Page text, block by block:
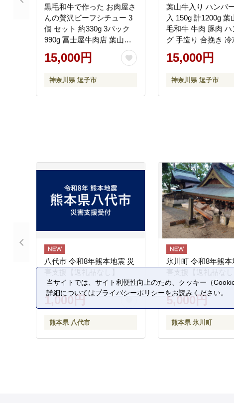
黒毛和牛で作った お肉屋さ
んの贅沢ビーフシチュー 3
個 セット 約330g 3パック
990g 冨士屋牛肉店 葉山牛
松阪牛 小分け 牛 牛肉 肉 冷
凍 お中元 レトルト ギフト
和牛 送料無料 神奈川県 逗
子市
15,000円
神奈川県 逗子市
葉山牛入り ハンバ
入 150g 計1200g 葉
毛和牛 牛肉 豚肉 ハ
グ 手造り 合挽き 冷
り寄せ 贈り物 ギフ
おかず 濃厚 旨み 和
奈川県 逗子市
15,000円
神奈川県 逗子市
八代市 令和8年熊本地震 災
害支援【返礼品なし】
1,000円
熊本県 八代市
氷川町 令和8年熊本
害支援【返礼品なし
5,000円
熊本県 氷川町
当サイトでは、サイト利便性向上のため、クッキー（
詳細についてはプライバシーポリシーをお読みください。